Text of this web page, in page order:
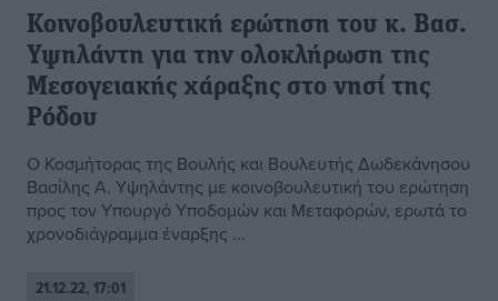
Κοινοβουλευτική ερώτηση του κ. Βασ.
Υψηλάντη για την ολοκλήρωση της
Μεσογειακής χάραξης στο νησί της
Ρόδου
Ο Κοσμήτορας της Βουλής και Βουλευτής Δωδεκάνησου
Βασίλης Α. Υψηλάντης με κοινοβουλευτική του ερώτηση
προς τον Υπουργό Υποδομών και Μεταφορών, ερωτά το
χρονοδιάγραμμα έναρξης ...
21.12.22, 17:01